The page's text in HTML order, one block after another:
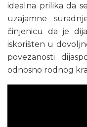
idealna prilika da
uzajamne
činjenicu da je
iskorišten u
povezanosti
odnosno rodnog